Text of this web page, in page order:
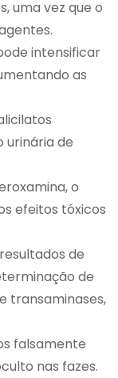
uma vez que o
intensificar
as
urinária de
o
efeitos tóxicos
de
de
transaminases,
falsamente
nas fazes.